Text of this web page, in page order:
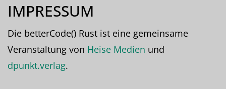
IMPRESSUM
Die betterCode() Rust ist eine gemeinsame
Veranstaltung von Heise Medien und
dpunkt.verlag.